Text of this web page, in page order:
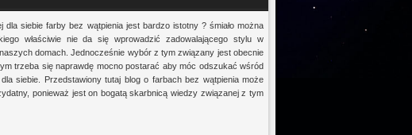
dla siebie farby bez wątpienia jest bardzo istotny ? śmiało można
właściwie nie da się wprowadzić zadowalającego stylu w
domach. Jednocześnie wybór z tym związany jest obecnie
trzeba się naprawdę mocno postarać aby móc odszukać wśród
siebie. Przedstawiony tutaj blog o farbach bez wątpienia może
ponieważ jest on bogatą skarbnicą wiedzy związanej z tym